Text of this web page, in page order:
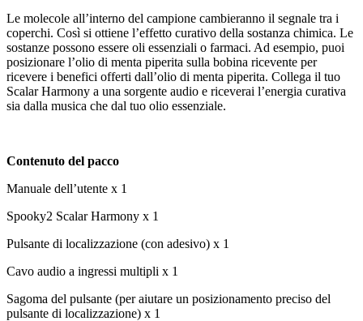
Le molecole all’interno del campione cambieranno il segnale tra i
coperchi. Così si ottiene l’effetto curativo della sostanza chimica. Le
sostanze possono essere oli essenziali o farmaci. Ad esempio, puoi
posizionare l’olio di menta piperita sulla bobina ricevente per
ricevere i benefici offerti dall’olio di menta piperita. Collega il tuo
Scalar Harmony a una sorgente audio e riceverai l’energia curativa
sia dalla musica che dal tuo olio essenziale.
Contenuto del pacco
Manuale dell’utente x 1
Spooky2 Scalar Harmony x 1
Pulsante di localizzazione (con adesivo) x 1
Cavo audio a ingressi multipli x 1
Sagoma del pulsante (per aiutare un posizionamento preciso del
pulsante di localizzazione) x 1